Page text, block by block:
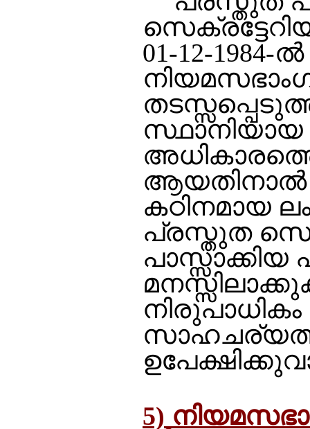
01-12-
സ്ഥാനിയായ
കഠിനമായ
പ്രസ്തുത
പാസ്സാക്കിയ
5)‌